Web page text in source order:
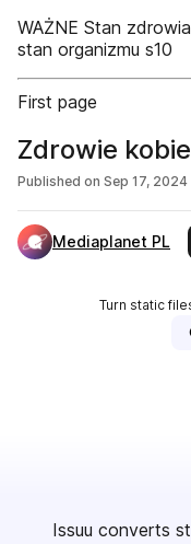
WAŻNE Stan
stan organizmu s10
First page
Zdrowie
Published on Sep 17, 2024
Mediaplanet PL
Turn static
Issuu converts